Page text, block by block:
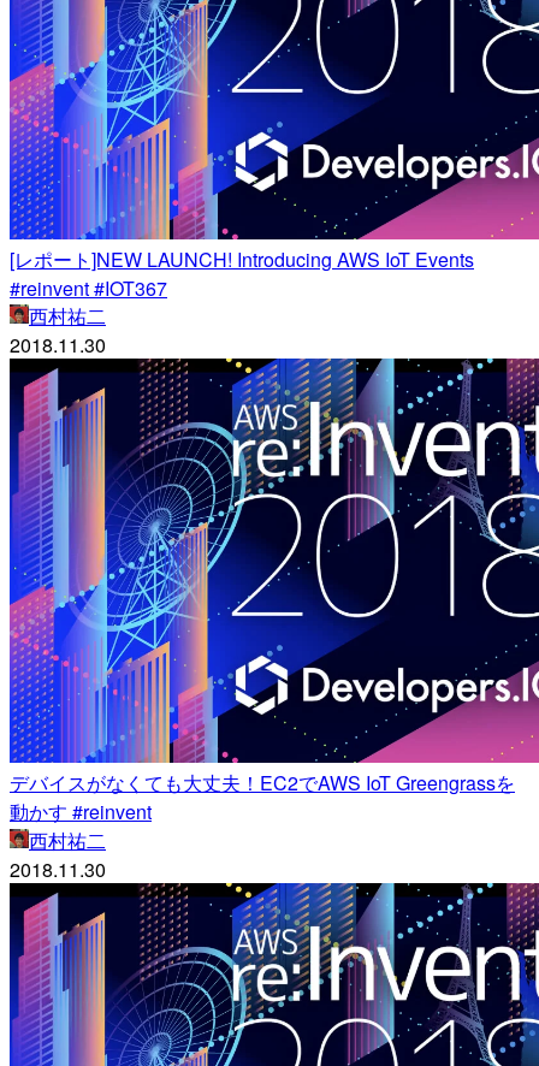
[レポート]NEW LAUNCH! Introducing AWS IoT Events
#reinvent #IOT367
西村祐二
2018.11.30
デバイスがなくても大丈夫！EC2でAWS IoT Greengrassを
動かす #reinvent
西村祐二
2018.11.30